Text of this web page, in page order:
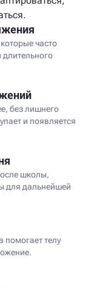
часто
длительного
без лишнего
и появляется
школы,
для дальнейшей
помогает телу